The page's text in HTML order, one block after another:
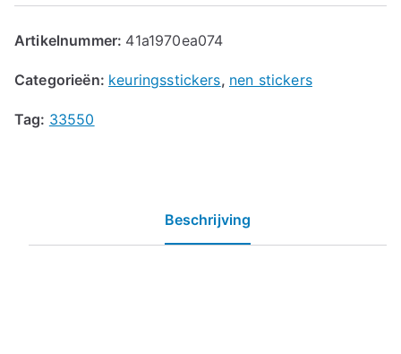
Artikelnummer: 41a1970ea074
Categorieën: keuringsstickers, nen stickers
Tag: 33550
Beschrijving